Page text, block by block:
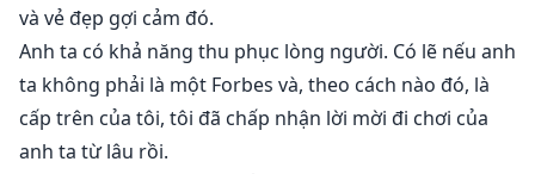
và vẻ đẹp gợi cảm đó.
Anh ta có khả năng thu phục lòng người. Có lẽ nếu anh
ta không phải là một Forbes và, theo cách nào đó, là
cấp trên của tôi, tôi đã chấp nhận lời mời đi chơi của
anh ta từ lâu rồi.